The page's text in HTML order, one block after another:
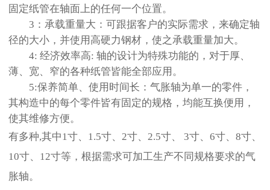
固定纸管在轴面上的任何一个位置。
3 ：承载重量大：可跟据客户的实际需求，来确定轴
径的大小，并使用高硬力钢材，使之承载重量加大。
4: 经济效率高: 轴的设计为特殊功能的，对于厚、
薄、宽、窄的各种纸管皆能全部应用。
5:保养简单、使用时间长：气胀轴为单一的零件，
其构造中的每个零件皆有固定的规格，均能互换便用，
使其维修方便。
有多种,其中1寸、 1.5寸、 2寸、 2.5寸、 3寸、 6寸、 8寸、
10寸、 12寸等，根据需求可加工生产不同规格要求的气
胀轴。